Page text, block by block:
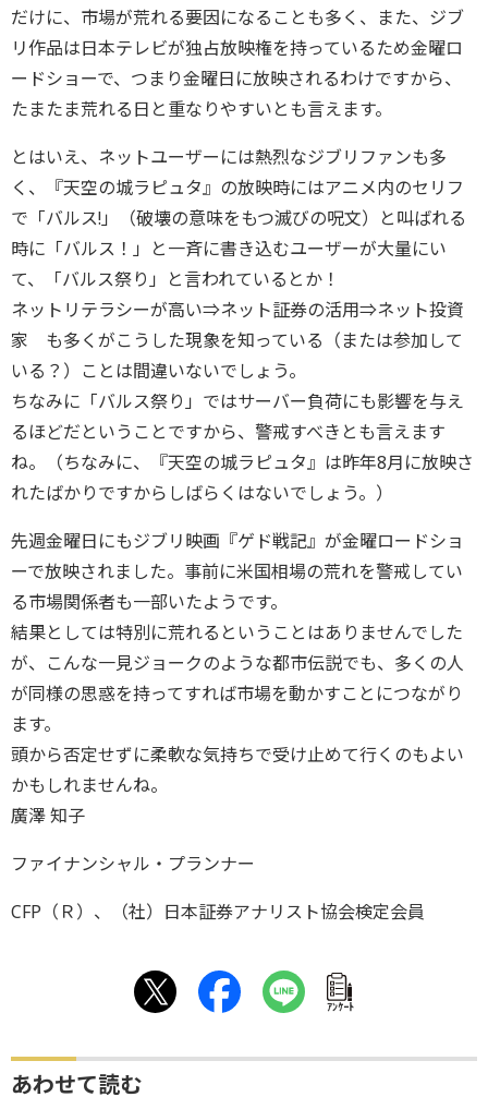
だけに、市場が荒れる要因になることも多く、また、ジブ
リ作品は日本テレビが独占放映権を持っているため金曜ロ
ードショーで、つまり金曜日に放映されるわけですから、
たまたま荒れる日と重なりやすいとも言えます。
とはいえ、ネットユーザーには熱烈なジブリファンも多
く、『天空の城ラピュタ』の放映時にはアニメ内のセリフ
で「バルス!」（破壊の意味をもつ滅びの呪文）と叫ばれる
時に「バルス！」と一斉に書き込むユーザーが大量にい
て、「バルス祭り」と言われているとか！
ネットリテラシーが高い⇒ネット証券の活用⇒ネット投資
家 も多くがこうした現象を知っている（または参加して
いる？）ことは間違いないでしょう。
ちなみに「バルス祭り」ではサーバー負荷にも影響を与え
るほどだということですから、警戒すべきとも言えます
ね。（ちなみに、『天空の城ラピュタ』は昨年8月に放映さ
れたばかりですからしばらくはないでしょう。）
先週金曜日にもジブリ映画『ゲド戦記』が金曜ロードショ
ーで放映されました。事前に米国相場の荒れを警戒してい
る市場関係者も一部いたようです。
結果としては特別に荒れるということはありませんでした
が、こんな一見ジョークのような都市伝説でも、多くの人
が同様の思惑を持ってすれば市場を動かすことにつながり
ます。
頭から否定せずに柔軟な気持ちで受け止めて行くのもよい
かもしれませんね。
廣澤 知子
ファイナンシャル・プランナー
CFP（Ｒ）、（社）日本証券アナリスト協会検定会員
ｱﾝｹｰﾄ
あわせて読む